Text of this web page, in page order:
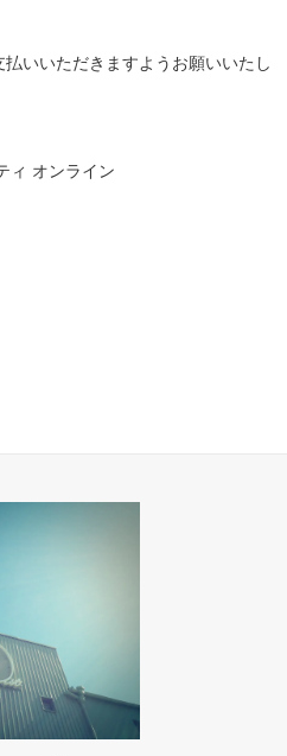
いいただきますようお願いいたし
ィ オンライン